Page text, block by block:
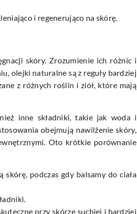
i regenerująco na skórę.
skóry. Zrozumienie ich różnic i
olejki naturalne są z reguły bardziej
z różnych roślin i ziół, które mają
inne składniki, takie jak woda i
obejmują nawilżenie skóry,
Oto krótkie porównanie
podczas gdy balsamy do ciała
przy skórze suchiej i bardziej